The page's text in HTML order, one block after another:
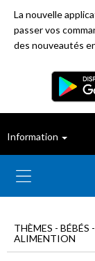
La nouvelle
passer vos
des nouveautés
Information
ventes
Nouveautés
Promotions
THÈMES - BÉBÉS -
ALIMENTION